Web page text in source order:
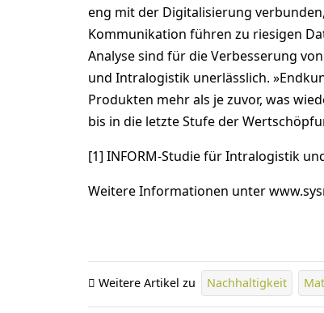
eng mit der Digitalisierung
Kommunikation führen zu riesigen
Analyse sind für die Verbesserung
und Intralogistik unerlässlich.
Produkten mehr als je zuvor, was
bis in die letzte Stufe der
[1] INFORM-Studie für Intralogistik
Weitere Informationen unter
Weitere Artikel zu Nachhaltigkeit